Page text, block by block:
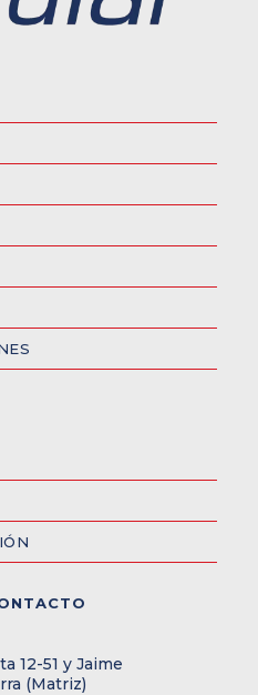
12-51 y Jaime
(Matriz)